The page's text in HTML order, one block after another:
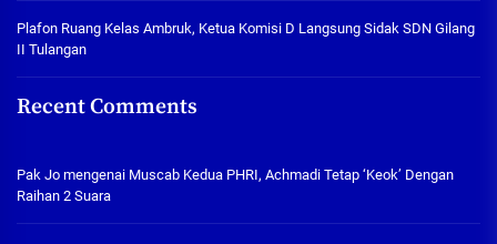
Plafon Ruang Kelas Ambruk, Ketua Komisi D Langsung Sidak SDN Gilang
II Tulangan
Recent Comments
Pak Jo mengenai Muscab Kedua PHRI, Achmadi Tetap ‘Keok’ Dengan
Raihan 2 Suara